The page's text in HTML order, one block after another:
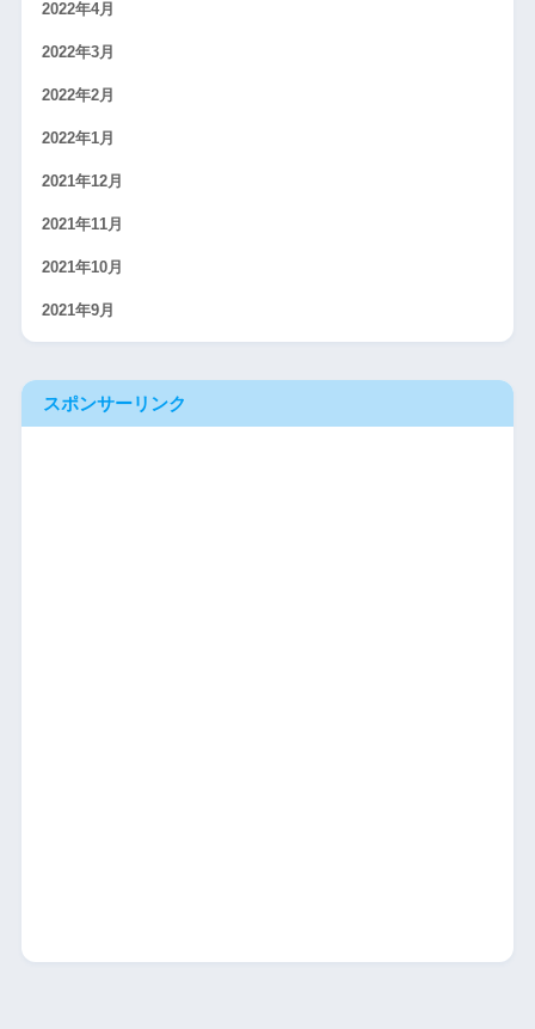
2022年4月
2022年3月
2022年2月
2022年1月
2021年12月
2021年11月
2021年10月
2021年9月
スポンサーリンク